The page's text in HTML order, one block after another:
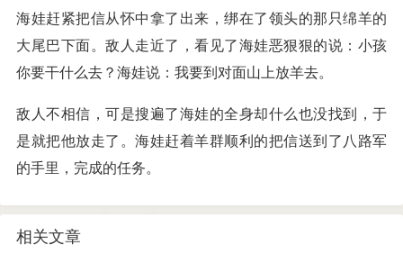
海娃赶紧把信从怀中拿了出来，绑在了领头的那只绵羊的
大尾巴下面。敌人走近了，看见了海娃恶狠狠的说：小孩
你要干什么去？海娃说：我要到对面山上放羊去。
敌人不相信，可是搜遍了海娃的全身却什么也没找到，于
是就把他放走了。海娃赶着羊群顺利的把信送到了八路军
的手里，完成的任务。
相关文章